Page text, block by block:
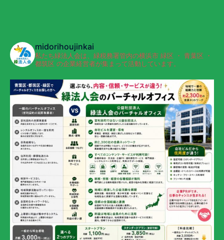
midorihoujinkai
私たち緑法人会は、緑税務署管内の横浜市 緑区 ・ 青葉区 ・
都筑区 の企業経営者が集まって活動しています。